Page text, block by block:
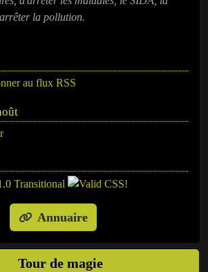
la pollution.
au flux RSS
Annuaire
Tour de magie